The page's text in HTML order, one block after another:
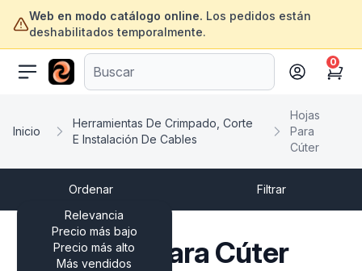
Web en modo catálogo online. Los pedidos están
deshabilitados temporalmente.
ofertasinformatica.com
Cart
0
Inicio
Herramientas De Crimpado, Corte
E Instalación De Cables
Hojas
Para
Cúter
Ordenar
Relevancia
Precio más bajo
Precio más alto
Más vendidos
Filtrar
Hojas Para Cúter